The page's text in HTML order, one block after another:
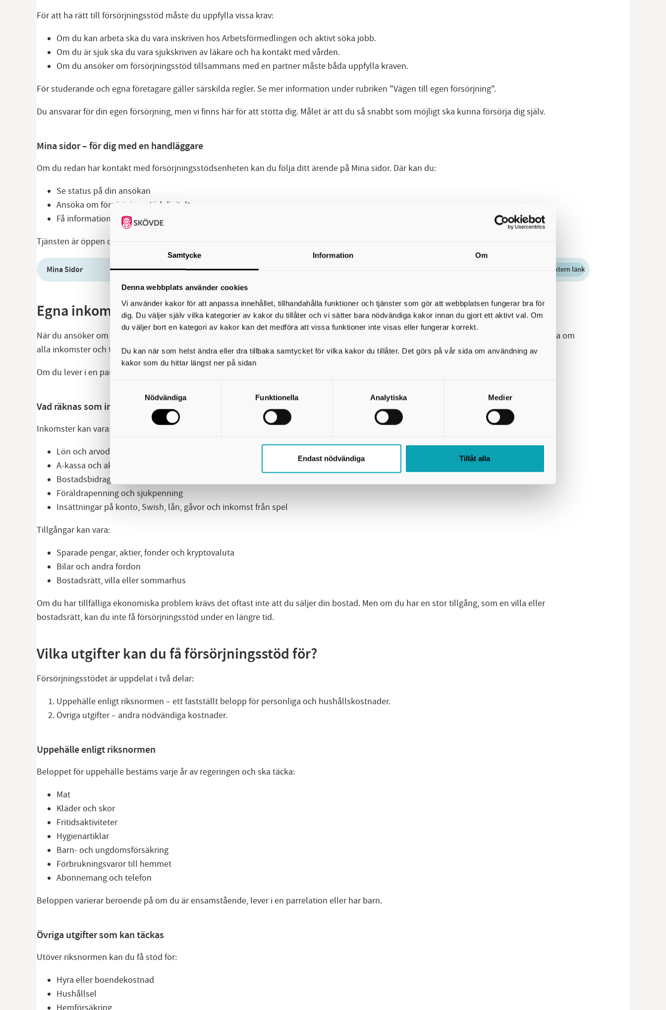
Samtycke Information Om
Denna webbplats använder cookies
Vi använder kakor för att anpassa innehållet, tillhandahålla funktioner och tjänster som gör att webbplatsen fungerar bra för
dig. Du väljer själv vilka kategorier av kakor du tillåter och vi sätter bara nödvändiga kakor innan du gjort ett aktivt val. Om
du väljer bort en kategori av kakor kan det medföra att vissa funktioner inte visas eller fungerar korrekt.
Du kan när som helst ändra eller dra tillbaka samtycket för vilka kakor du tillåter. Det görs på vår sida om användning av
kakor som du hittar längst ner på sidan
Nödvändiga
Funktionella Analytiska Medier
Endast nödvändiga Tillåt alla
För att ha rätt till försörjningsstöd måste du uppfylla vissa krav:
Om du kan arbeta ska du vara inskriven hos Arbetsförmedlingen och aktivt söka jobb.
Om du är sjuk ska du vara sjukskriven av läkare och ha kontakt med vården.
Om du ansöker om försörjningsstöd tillsammans med en partner måste båda uppfylla kraven.
För studerande och egna företagare gäller särskilda regler. Se mer information under rubriken "Vägen till egen försörjning".
Du ansvarar för din egen försörjning, men vi finns här för att stötta dig. Målet är att du så snabbt som möjligt ska kunna försörja dig själv.
Mina sidor – för dig med en handläggare
Om du redan har kontakt med försörjningsstödsenheten kan du följa ditt ärende på Mina sidor. Där kan du:
Se status på din ansökan
Ansöka om försörjningsstöd digitalt
Få information om beslut och utbetalningar
Tjänsten är öppen dygnet runt och du loggar in med BankID. Om du har frågor kan du kontakta din handläggare.
Mina Sidor extern länk
Egna inkomster och tillgångar
När du ansöker om försörjningsstöd gör vi en beräkning av dina inkomster och tillgångar. För att beräkningen ska bli rätt behöver du berätta om
alla inkomster och tillgångar du har.
Om du lever i en parrelation eller familj måste ni redovisa hela hushållets inkomster och tillgångar.
Vad räknas som inkomster och tillgångar?
Inkomster kan vara:
Lön och arvoden
A-kassa och aktivitetsstöd
Bostadsbidrag och barnbidrag
Föräldrapenning och sjukpenning
Insättningar på konto, Swish, lån, gåvor och inkomst från spel
Tillgångar kan vara:
Sparade pengar, aktier, fonder och kryptovaluta
Bilar och andra fordon
Bostadsrätt, villa eller sommarhus
Om du har tillfälliga ekonomiska problem krävs det oftast inte att du säljer din bostad. Men om du har en stor tillgång, som en villa eller
bostadsrätt, kan du inte få försörjningsstöd under en längre tid.
Vilka utgifter kan du få försörjningsstöd för?
Försörjningsstödet är uppdelat i två delar:
Uppehälle enligt riksnormen – ett fastställt belopp för personliga och hushållskostnader.
Övriga utgifter – andra nödvändiga kostnader.
Uppehälle enligt riksnormen
Beloppet för uppehälle bestäms varje år av regeringen och ska täcka:
Mat
Kläder och skor
Fritidsaktiviteter
Hygienartiklar
Barn- och ungdomsförsäkring
Förbrukningsvaror till hemmet
Abonnemang och telefon
Beloppen varierar beroende på om du är ensamstående, lever i en parrelation eller har barn.
Övriga utgifter som kan täckas
Utöver riksnormen kan du få stöd för:
Hyra eller boendekostnad
Hushållsel